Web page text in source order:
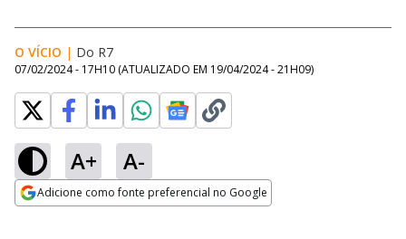
O VÍCIO | Do R7
07/02/2024 - 17H10 (ATUALIZADO EM 19/04/2024 - 21H09)
A+ A-
Adicione como fonte preferencial no Google